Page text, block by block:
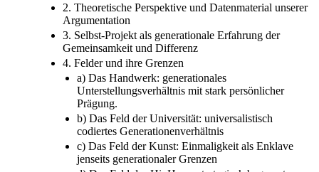
2. Theoretische Perspektive und Datenmaterial unserer
Argumentation
3. Selbst-Projekt als generationale Erfahrung der
Gemeinsamkeit und Differenz
4. Felder und ihre Grenzen
a) Das Handwerk: generationales
Unterstellungsverhältnis mit stark persönlicher
Prägung.
b) Das Feld der Universität: universalistisch
codiertes Generationenverhältnis
c) Das Feld der Kunst: Einmaligkeit als Enklave
jenseits generationaler Grenzen